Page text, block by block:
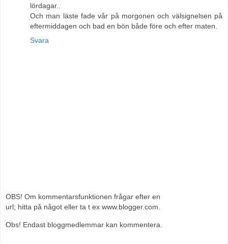
lördagar..
Och man läste fade vår på morgonen och välsignelsen på
eftermiddagen och bad en bön både före och efter maten.
Svara
OBS! Om kommentarsfunktionen frågar efter en
url; hitta på något eller ta t ex www.blogger.com.
Obs! Endast bloggmedlemmar kan kommentera.